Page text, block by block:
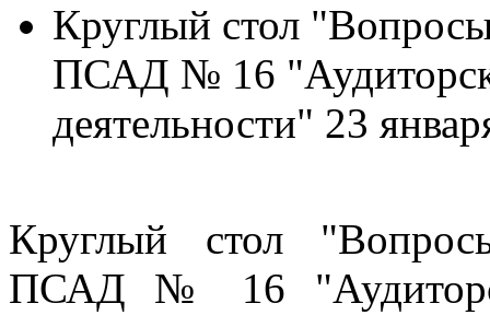
Круглый стол
ПСАД № 16
деятельности" 23
Круглый стол
ПСАД № 16